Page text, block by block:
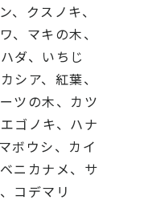
、クスノキ、
、マキの木、
ダ、いちじ
シア、紅葉、
ツの木、カツ
エゴノキ、ハナ
ボウシ、カイ
ニカナメ、サ
コデマリ